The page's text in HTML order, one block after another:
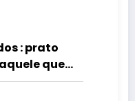
: prato
que